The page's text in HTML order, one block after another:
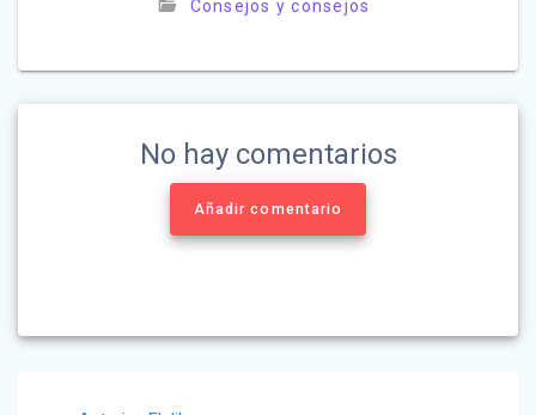
Consejos y consejos
No hay comentarios
Añadir comentario